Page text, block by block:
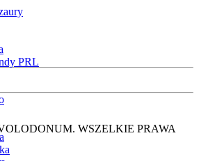
PRL
WSZELKIE PRAWA